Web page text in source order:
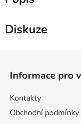
Diskuze
Informace pro
Kontakty
Obchodní podmínky